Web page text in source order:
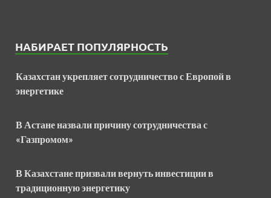
НАБИРАЕТ ПОПУЛЯРНОСТЬ
Казахстан укрепляет сотрудничество с Европой в
энергетике
В Астане назвали причину сотрудничества с
«Газпромом»
В Казахстане призвали вернуть инвестиции в
традиционную энергетику